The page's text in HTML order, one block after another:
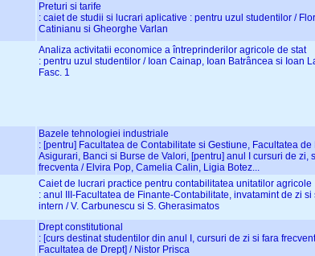
Preturi si tarife
: caiet de studii si lucrari aplicative : pentru uzul studentilor /
Catinianu si Gheorghe Varlan
Analiza activitatii economice a întreprinderilor agricole de stat
: pentru uzul studentilor / Ioan Cainap, Ioan Batrâncea si Ioan
Fasc. 1
Bazele tehnologiei industriale
: [pentru] Facultatea de Contabilitate si Gestiune, Facultatea de
Asigurari, Banci si Burse de Valori, [pentru] anul I cursuri de zi,
frecventa / Elvira Pop, Camelia Calin, Ligia Botez...
Caiet de lucrari practice pentru contabilitatea unitatilor agricole
: anul III-Facultatea de Finante-Contabilitate, invatamint de zi si
intern / V. Carbunescu si S. Gherasimatos
Drept constitutional
: [curs destinat studentilor din anul I, cursuri de zi si fara
Facultatea de Drept] / Nistor Prisca